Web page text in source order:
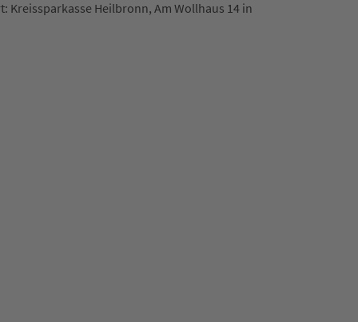
Heilbronn, Am Wollhaus 14 in